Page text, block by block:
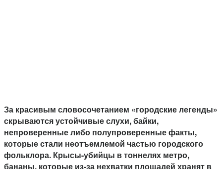
За красивым словосочетанием «городские легенды»
скрываются устойчивые слухи, байки,
непроверенные либо полупроверенные факты,
которые стали неотъемлемой частью городского
фольклора. Крысы-убийцы в тоннелях метро,
бананы, которые из-за нехватки площадей хранят в